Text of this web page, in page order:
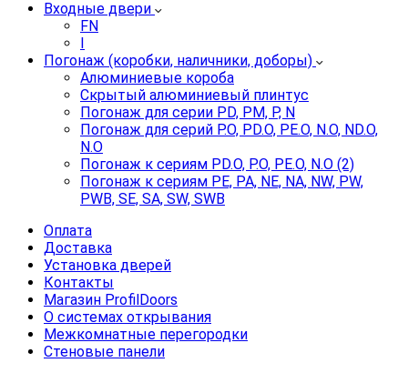
Входные двери
FN
I
Погонаж (коробки, наличники, доборы)
Алюминиевые короба
Скрытый алюминиевый плинтус
Погонаж для серии PD, PM, P, N
Погонаж для серий P.O, PD.O, PE.O, N.O, ND.O,
N.O
Погонаж к сериям PD.O, P.O, PE.O, N.O (2)
Погонаж к сериям PE, PA, NE, NA, NW, PW,
PWB, SE, SA, SW, SWB
Оплата
Доставка
Установка дверей
Контакты
Магазин ProfilDoors
О системах открывания
Межкомнатные перегородки
Стеновые панели